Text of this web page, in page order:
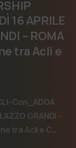
16APRILE
– ROMA
traAcli e
Con_ADOA
GRANDI –
tra Acli e C…